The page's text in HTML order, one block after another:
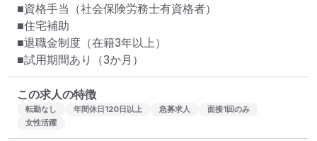
■資格手当（社会保険労務士有資格者）
■住宅補助
■退職金制度（在籍3年以上）
■試用期間あり（3か月）
この求人の特徴
転勤なし 年間休日120日以上 急募求人
面接1回のみ
女性活躍